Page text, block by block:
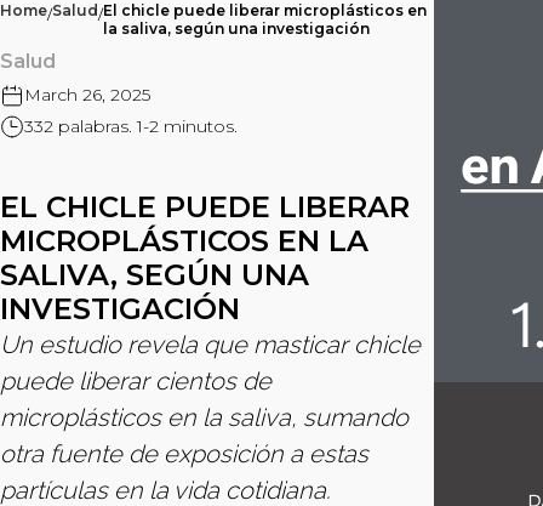
Home/Salud/El chicle puede liberar microplásticos en
la saliva, según una investigación
Salud
March 26, 2025
332 palabras. 1-2 minutos.
EL CHICLE PUEDE LIBERAR
MICROPLÁSTICOS EN LA
SALIVA, SEGÚN UNA
INVESTIGACIÓN
Un estudio revela que masticar chicle
puede liberar cientos de
microplásticos en la saliva, sumando
otra fuente de exposición a estas
partículas en la vida cotidiana.